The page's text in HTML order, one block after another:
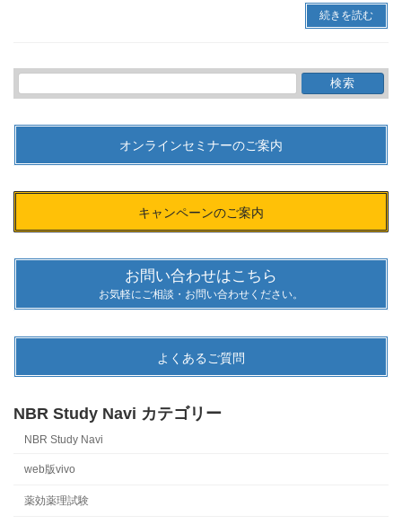
続きを読む
検
索:
オンラインセミナーのご案内
キャンペーンのご案内
お問い合わせはこちら
お気軽にご相談・お問い合わせください。
よくあるご質問
NBR Study Navi カテゴリー
NBR Study Navi
web版vivo
薬効薬理試験